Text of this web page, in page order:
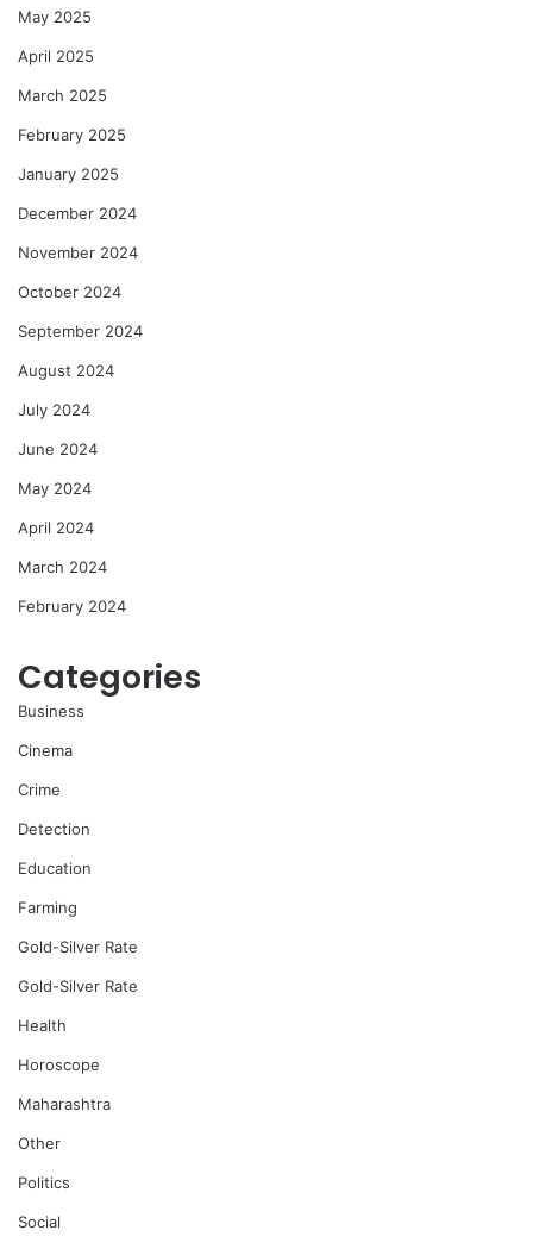
May 2025
April 2025
March 2025
February 2025
January 2025
December 2024
November 2024
October 2024
September 2024
August 2024
July 2024
June 2024
May 2024
April 2024
March 2024
February 2024
Categories
Business
Cinema
Crime
Detection
Education
Farming
Gold-Silver Rate
Gold-Silver Rate
Health
Horoscope
Maharashtra
Other
Politics
Social